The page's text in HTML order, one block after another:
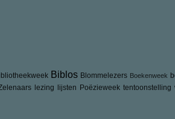
Biblos Blommelezers Boekenweek
lezing lijsten Poëzieweek tentoonstelling